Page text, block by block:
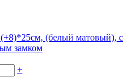
(белый матовый), с
замком
+